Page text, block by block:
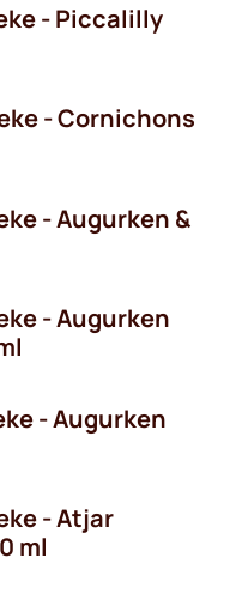
- Piccalilly
- Cornichons
- Augurken &
- Augurken
- Augurken
- Atjar
ml